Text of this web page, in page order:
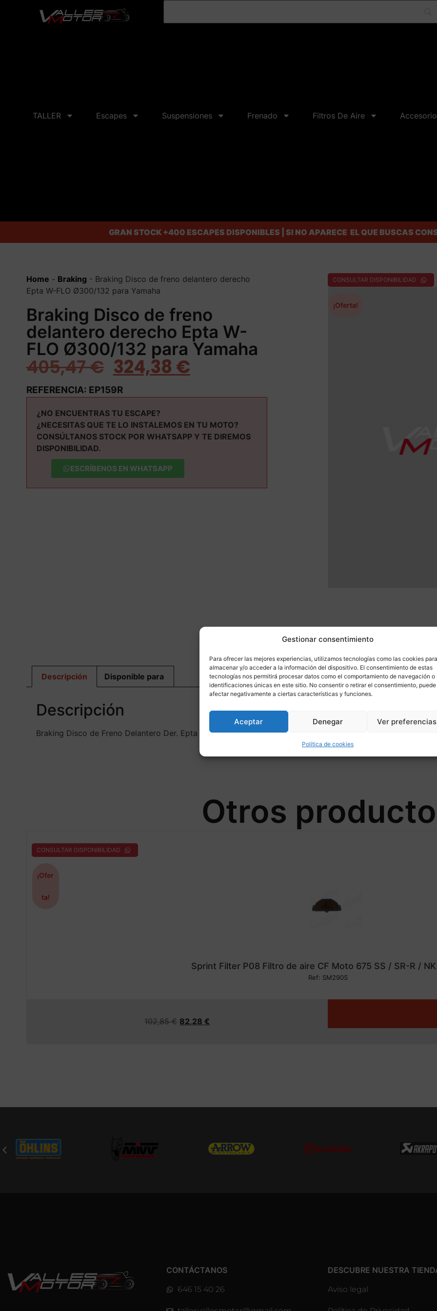
Gestionar consentimiento
Para ofrecer las mejores experiencias, utilizamos tecnologías como las cookies para
almacenar y/o acceder a la información del dispositivo. El consentimiento de estas
tecnologías nos permitirá procesar datos como el comportamiento de navegación o
identificaciones únicas en este sitio. No consentir o retirar el consentimiento, puede
afectar negativamente a ciertas características y funciones.
Aceptar Denegar Ver preferencias
Política de cookies
TALLER Escapes Suspensiones Frenado Filtros De Aire
GRAN STOCK +400 ESCAPES DISPONIBLES | SI NO APARECE EL QUE BUSCAS
Home - Braking - Braking Disco de freno delantero derecho
Epta W-FLO Ø300/132 para Yamaha
Braking Disco de freno
delantero derecho Epta W-
FLO Ø300/132 para Yamaha
405,47€ 324,38 €
REFERENCIA: EP159R
¿NO ENCUENTRAS TU ESCAPE?
¿NECESITAS QUE TE LO INSTALEMOS EN TU MOTO?
CONSÚLTANOS STOCK POR WHATSAPP Y TE DIREMOS
DISPONIBILIDAD.
ESCRÍBENOS EN WHATSAPP
CONSULTAR DISPONIBILIDAD
¡Oferta!
Más
Descripción Disponible para
Descripción
Braking Disco de Freno Delantero Der. Epta W-FLO Ø300/132 para YAMAHA
Otros
CONSULTAR DISPONIBILIDAD
¡Ofer
ta!
Sprint Filter P08 Filtro de aire CF Moto 675 SS / SR-R /
Ref: SM290S
102,85€ 82,28 €
CONTÁCTANOS
646 15 40 26
DESCUBRE NUESTRA
Aviso legal